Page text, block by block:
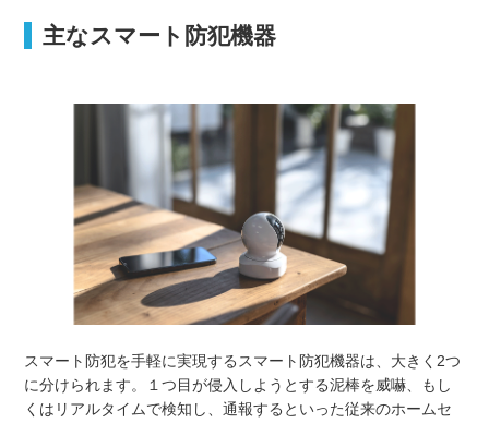
主なスマート防犯機器
スマート防犯を手軽に実現するスマート防犯機器は、大きく2つ
に分けられます。１つ目が侵入しようとする泥棒を威嚇、もし
くはリアルタイムで検知し、通報するといった従来のホームセ